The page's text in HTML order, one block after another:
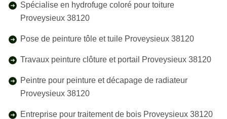
Spécialise en hydrofuge coloré pour toiture
Proveysieux 38120
Pose de peinture tôle et tuile Proveysieux 38120
Travaux peinture clôture et portail Proveysieux 38120
Peintre pour peinture et décapage de radiateur
Proveysieux 38120
Entreprise pour traitement de bois Proveysieux 38120